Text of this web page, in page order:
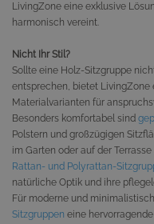
LivingZone eine exklusive
harmonisch vereint.
Nicht Ihr Stil?
Sollte eine Holz-Sitzgruppe
entsprechen, bietet
Materialvarianten für
Besonders komfortabel sind
Polstern und großzügigen
im Garten oder auf der Terrasse
Rattan- und Polyrattan-
natürliche Optik und ihre
Für moderne und
Sitzgruppen eine